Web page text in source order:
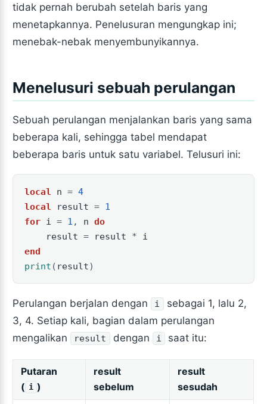
tidak pernah berubah setelah baris yang
menetapkannya. Penelusuran mengungkap ini;
menebak-nebak menyembunyikannya.
Menelusuri sebuah perulangan
Sebuah perulangan menjalankan baris yang sama
beberapa kali, sehingga tabel mendapat
beberapa baris untuk satu variabel. Telusuri ini:
local n = 4
local
result = 1
for i = 1 , n do
result = result *
i
end
print ( result)
Perulangan berjalan dengan i
sebagai 1, lalu 2,
3, 4. Setiap kali, bagian dalam perulangan
mengalikan
result dengan i saat itu:
Putaran
( i )
result
sebelum
result
sesudah